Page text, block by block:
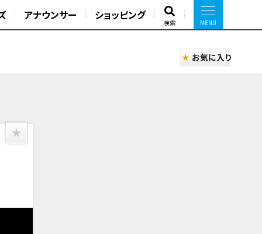
アナウンサー ショッピング
検索
お気に入り